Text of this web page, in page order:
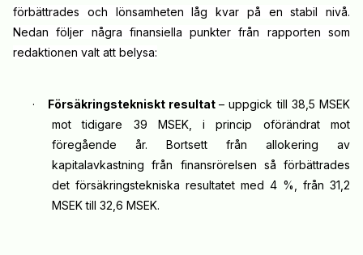
förbättrades och lönsamheten låg kvar på en stabil nivå.
Nedan följer några finansiella punkter från rapporten som
redaktionen valt att belysa:
· Försäkringstekniskt resultat– uppgick till 38,5 MSEK
mot tidigare 39 MSEK, i princip oförändrat mot
föregående år. Bortsett från allokering av
kapitalavkastning från finansrörelsen så förbättrades
det försäkringstekniska resultatet med 4 %, från 31,2
MSEK till 32,6 MSEK.